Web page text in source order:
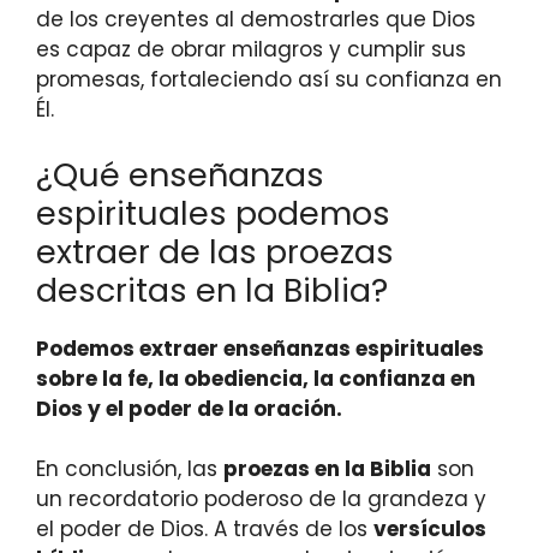
de los creyentes al demostrarles que Dios
es capaz de obrar milagros y cumplir sus
promesas, fortaleciendo así su confianza en
Él.
¿Qué enseñanzas
espirituales podemos
extraer de las proezas
descritas en la Biblia?
Podemos extraer enseñanzas espirituales
sobre la fe, la obediencia, la confianza en
Dios y el poder de la oración.
En conclusión, las proezas en la Biblia son
un recordatorio poderoso de la grandeza y
el poder de Dios. A través de los versículos